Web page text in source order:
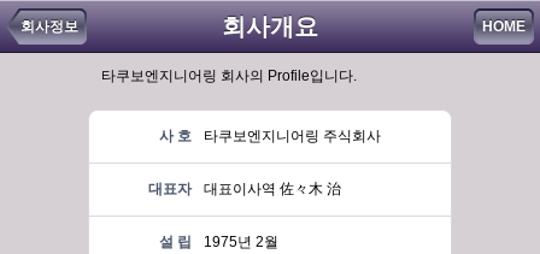
회사개요
회사정보 HOME
타쿠보엔지니어링 회사의 Profile입니다.
사 호 타쿠보엔지니어링 주식회사
대표자 대표이사역 佐々木 治
설 립 1975년 2월